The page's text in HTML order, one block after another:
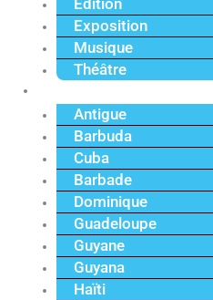
Édition
Exposition
Musique
Théâtre
Antigue
Barbuda
Cuba
Barbade
Dominique
Guadeloupe
Guyane
Guyana
Haïti